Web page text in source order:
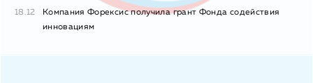
18.12
Компания Форексис получила грант Фонда содействия
инновациям